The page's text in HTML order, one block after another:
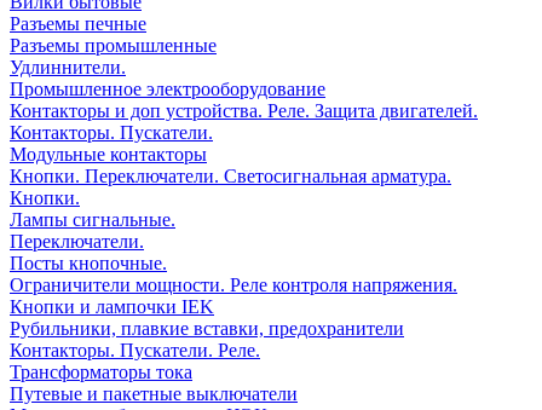
Разъемы печные
Разъемы промышленные
Удлиннители.
Промышленное электрооборудование
Контакторы и доп устройства. Реле. Защита двигателей.
Контакторы. Пускатели.
Модульные контакторы
Кнопки. Переключатели. Светосигнальная арматура.
Кнопки.
Лампы сигнальные.
Переключатели.
Посты кнопочные.
Ограничители мощности. Реле контроля напряжения.
Кнопки и лампочки IEK
Рубильники, плавкие вставки, предохранители
Контакторы. Пускатели. Реле.
Трансформаторы тока
Путевые и пакетные выключатели